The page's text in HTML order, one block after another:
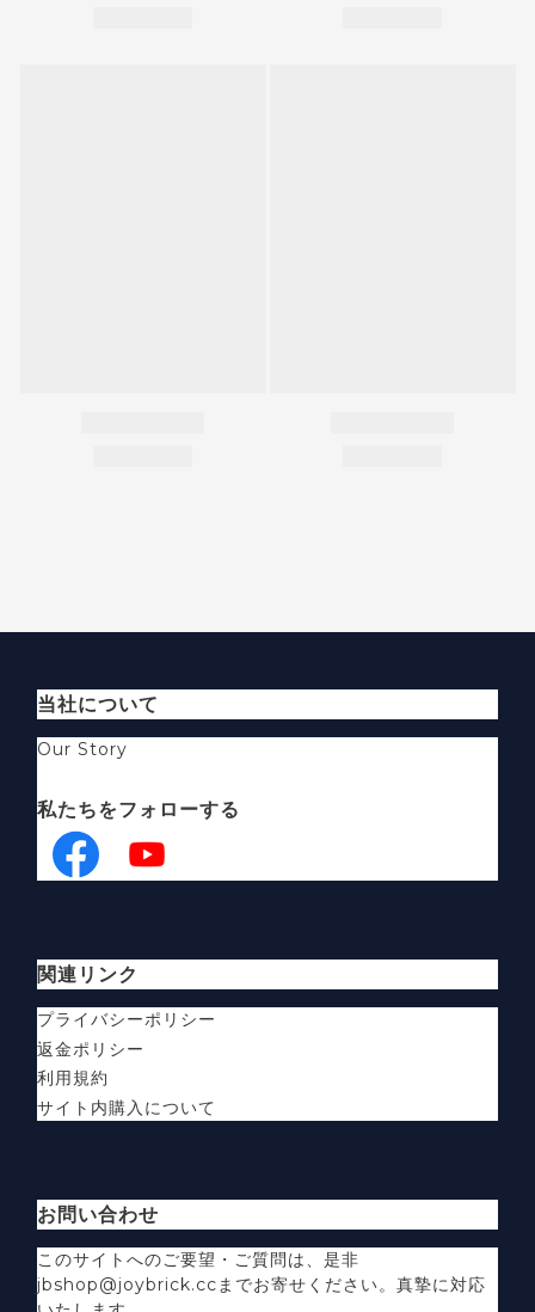
当社について
Our Story
私たちをフォローする
関連リンク
プライバシーポリシー
返金ポリシー
利用規約
サイト内購入について
お問い合わせ
このサイトへのご要望・ご質問は、是非
jbshop@joybrick.ccまでお寄せください。真摯に対応